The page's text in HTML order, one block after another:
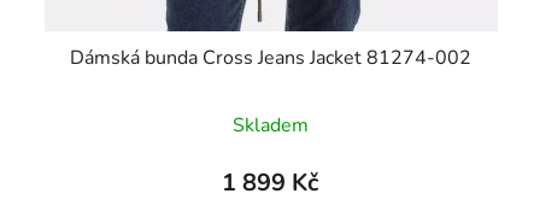
Dámská bunda Cross Jeans Jacket 81274-002
Skladem
1 899 Kč